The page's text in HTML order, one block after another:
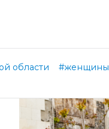
области #женщины